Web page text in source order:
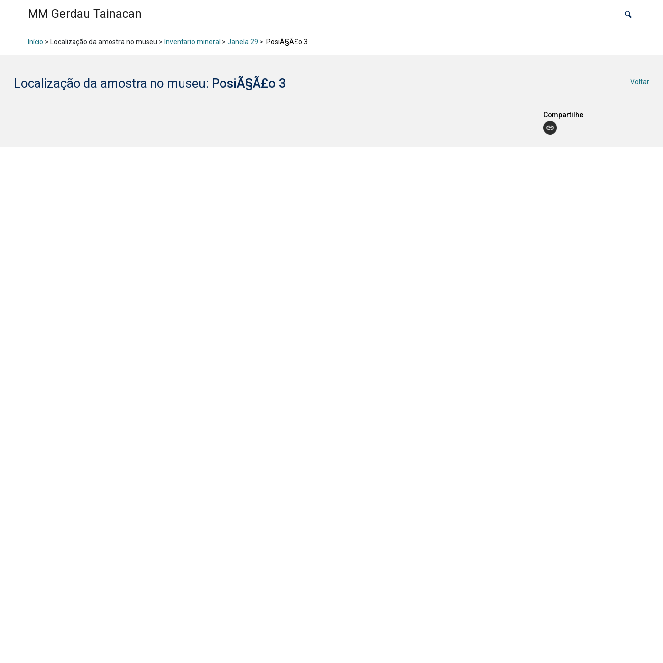
MM Gerdau Tainacan
Início > Localização da amostra no museu > Inventario mineral > Janela 29 > PosiÃ§Ã£o 3
Localização da amostra no museu: PosiÃ§Ã£o 3 Voltar
Compartilhe